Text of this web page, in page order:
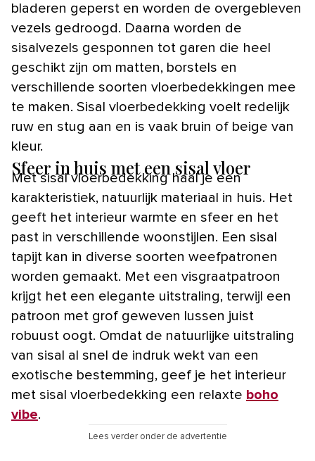
bladeren geperst en worden de overgebleven
vezels gedroogd. Daarna worden de
sisalvezels gesponnen tot garen die heel
geschikt zijn om matten, borstels en
verschillende soorten vloerbedekkingen mee
te maken. Sisal vloerbedekking voelt redelijk
ruw en stug aan en is vaak bruin of beige van
kleur.
Sfeer in huis met een sisal vloer
Met sisal vloerbedekking haal je een
karakteristiek, natuurlijk materiaal in huis. Het
geeft het interieur warmte en sfeer en het
past in verschillende woonstijlen. Een sisal
tapijt kan in diverse soorten weefpatronen
worden gemaakt. Met een visgraatpatroon
krijgt het een elegante uitstraling, terwijl een
patroon met grof geweven lussen juist
robuust oogt. Omdat de natuurlijke uitstraling
van sisal al snel de indruk wekt van een
exotische bestemming, geef je het interieur
met sisal vloerbedekking een relaxte boho
vibe.
Lees verder onder de advertentie